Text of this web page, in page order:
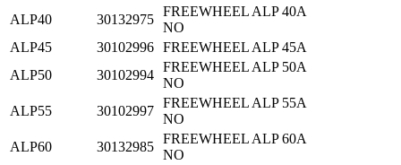
ALP40
30132975
FREEWHEEL ALP 40A
NO
ALP45
30102996 FREEWHEEL ALP 45A
ALP50
30102994
FREEWHEEL ALP 50A
NO
ALP55
30102997
FREEWHEEL ALP 55A
NO
ALP60
30132985
FREEWHEEL ALP 60A
NO